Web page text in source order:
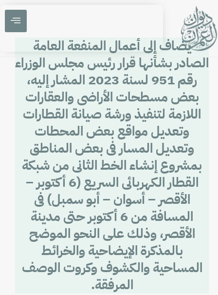
يضاف إلى أعمال المنفعة العامة
الصادر بشأنها قرار رئيس مجلس الوزراء
رقم 951 لسنة 2023 المشار إليه،
بعض مسطحات الأراضى والعقارات
اللازمة لتنفيذ ورشة صيانة القطارات
وتعديل مواقع بعض المحطات
وتعديل المسار فى بعض المناطق
بمشروع إنشاء الخط الثانى من شبكة
القطار الكهربائى السريع (6 أكتوبر –
الأقصر – أسوان – أبو سمبل) فى
المسافة من 6 أكتوبر حتى مدينة
الأقصر، وذلك على النحو الموضح
بالمذكرة الإيضاحية والخرائط
المساحية والكشوف وكروت الوصف
المرفقة.